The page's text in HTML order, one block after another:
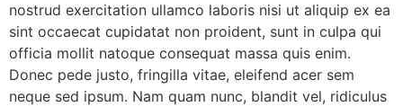
nostrud exercitation ullamco laboris nisi ut aliquip ex ea
sint occaecat cupidatat non proident, sunt in culpa qui
officia mollit natoque consequat massa quis enim.
Donec pede justo, fringilla vitae, eleifend acer sem
neque sed ipsum. Nam quam nunc, blandit vel, ridiculus